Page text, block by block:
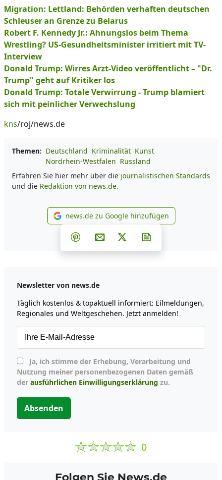
Migration: Lettland: Behörden verhaften deutschen
Schleuser an Grenze zu Belarus
Robert F. Kennedy Jr.: Ahnungslos beim Thema
Wrestling? US-Gesundheitsminister irritiert mit TV-
Interview
Donald Trump: Wirres Arzt-Video veröffentlicht – "Dr.
Trump" geht auf Kritiker los
Donald Trump: Totale Verwirrung - Trump blamiert
sich mit peinlicher Verwechslung
kns/roj/news.de
Themen: Deutschland Kriminalität Kunst
Nordrhein-Westfalen Russland
Erfahren Sie hier mehr über die journalistischen Standards
und die Redaktion von news.de.
news.de zu Google
news.de zu Google hinzufügen
Teilen auf Facebook
Teilen auf Whatsapp
Teilen auf Telegram
Teilen auf Pinterest
Per E-Mail teilen
Post auf X
Newsletter von news.de
Täglich kostenlos & topaktuell informiert: Eilmeldungen,
Regionales und Weltgeschehen. Jetzt anmelden!
Nutzung meiner personenbezogenen Daten gemäß
der ausführlichen Einwilligungserklärung zu.
Absenden
0
Folgen Sie News.de